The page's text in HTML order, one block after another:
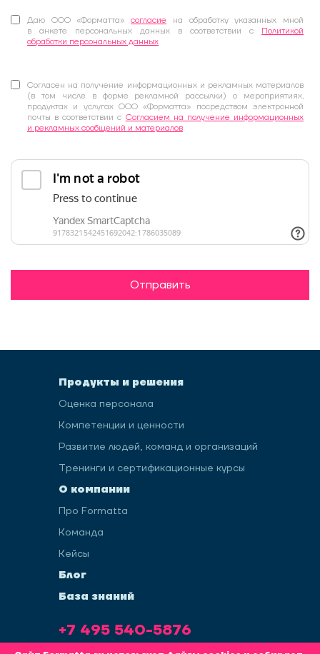
Даю ООО «Форматта»согласие на обработку указанных мной
в анкете персональных данных в соответствии с Политикой
обработки персональных данных
Согласен на получение информационных и рекламных материалов
(в том числе в форме рекламной рассылки) о мероприятиях,
продуктах и услугах ООО «Форматта» посредством электронной
почты в соответствии с Согласием на получение информационных
и рекламных сообщений и материалов
Отправить
Продукты и решения
Оценка персонала
Компетенции и ценности
Развитие людей, команд и организаций
Тренинги и сертификационные курсы
О компании
Про Formatta
Команда
Кейсы
Блог
База знаний
+7 495 540-5876